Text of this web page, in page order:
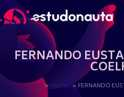
para
conteúdo
FERNANDO
Início Alunos FERNANDO